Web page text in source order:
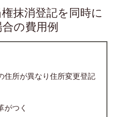
抹消登記を同時に
の費用例
所が異なり住所変更登記
つく